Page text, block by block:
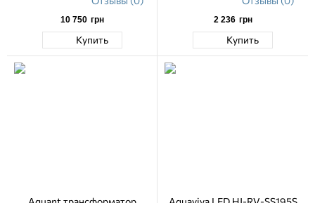
10 750 грн
Купить
2 236 грн
Купить